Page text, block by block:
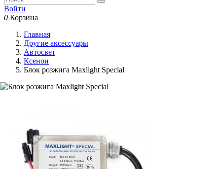
Войти
0 Корзина
Главная
Другие аксессуары
Автосвет
Ксенон
Блок розжига Maxlight Special